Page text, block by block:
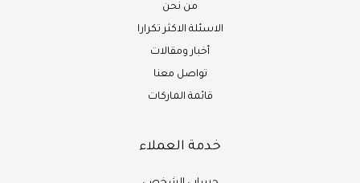
من نحن
الاسئلة الاكثر تكرارا
أخبار ومقالات
تواصل معنا
قائمة الماركات
خدمة العملاء